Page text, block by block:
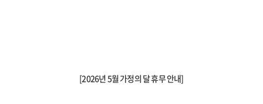
[2026년 5월 가정의 달 휴무 안내]